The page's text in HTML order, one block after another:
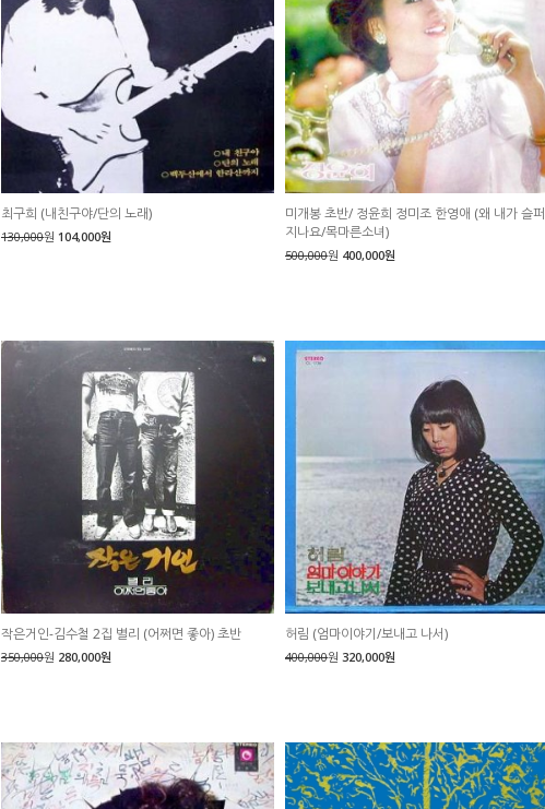
최구희 (내친구야/단의 노래)
130,000원 104,000원
미개봉 초반/ 정윤희 정미조 한영애 (왜 내가 슬퍼
지나요/목마른소녀)
500,000원 400,000원
작은거인-김수철 2집 별리 (어쩌면 좋아) 초반
350,000원 280,000원
허림 (엄마이야기/보내고 나서)
400,000원 320,000원